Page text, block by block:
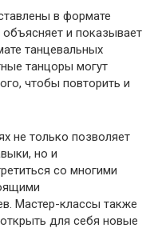
в формате
объясняет и показывает
танцевальных
танцоры могут
чтобы повторить и
не только позволяет
но и
со многими
Мастер-классы также
для себя новые